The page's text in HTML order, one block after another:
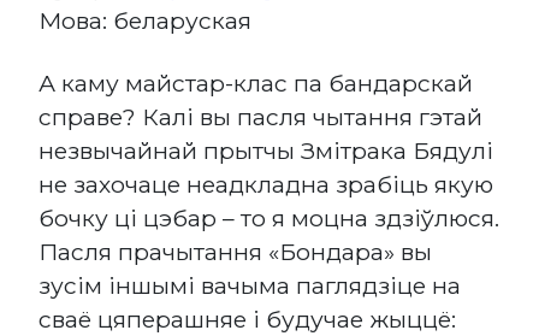
Мова: беларуская
А каму майстар-клас па бандарскай
справе? Калі вы пасля чытання гэтай
незвычайнай прытчы Змітрака Бядулі
не захочаце неадкладна зрабіць якую
бочку ці цэбар – то я моцна здзіўлюся.
Пасля прачытання «Бондара» вы
зусім іншымі вачыма паглядзіце на
сваё цяперашняе і будучае жыццё: